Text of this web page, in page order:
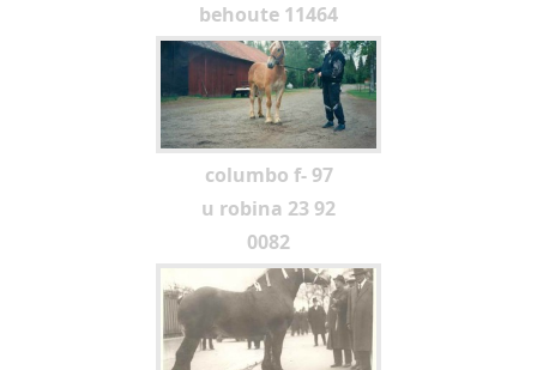
behoute 11464
columbo f- 97
u robina 23 92
0082